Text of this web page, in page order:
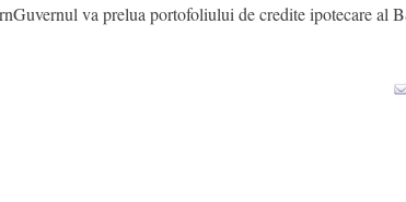
va prelua portofoliului de credite ipotecare al